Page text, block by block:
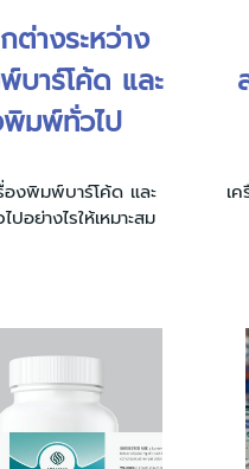
ต่างระหว่าง
บาร์โค้ด และ
พิมพ์ทั่วไป
องพิมพ์บาร์โค้ด และ
อย่างไรให้เหมาะสม
เ